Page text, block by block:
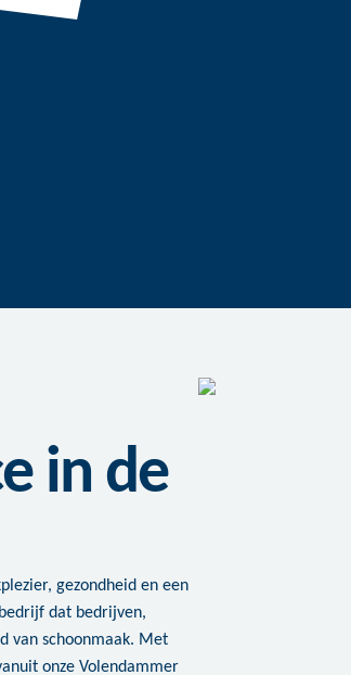
in de
gezondheid en een
dat bedrijven,
van schoonmaak. Met
onze Volendammer